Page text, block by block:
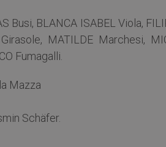
Busi, BLANCA ISABEL Viola,
MATILDE Marchesi,
Fumagalli.
Mazza
Schäfer.